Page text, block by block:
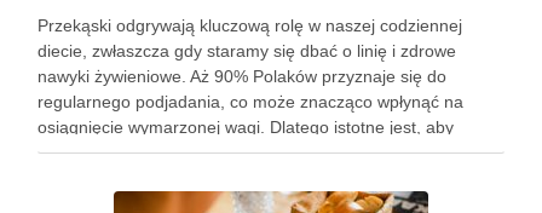
Przekąski odgrywają kluczową rolę w naszej codziennej
diecie, zwłaszcza gdy staramy się dbać o linię i zdrowe
nawyki żywieniowe. Aż 90% Polaków przyznaje się do
regularnego podjadania, co może znacząco wpłynąć na
osiągnięcie wymarzonej wagi. Dlatego istotne jest, aby
wybierać przekąski, które są lekkostrawne, niskokaloryczne i